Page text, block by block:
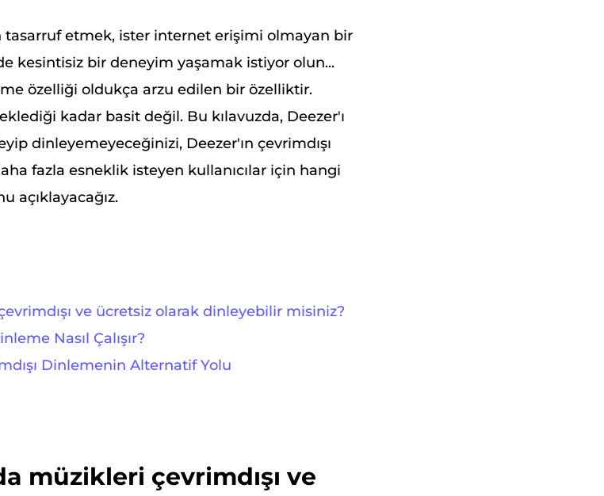
tasarruf etmek, ister internet erişimi olmayan bir
kesintisiz bir deneyim yaşamak istiyor olun...
özelliği oldukça arzu edilen bir özelliktir.
kadar basit değil. Bu kılavuzda, Deezer'ı
dinleyemeyeceğinizi, Deezer'ın çevrimdışı
fazla esneklik isteyen kullanıcılar için hangi
açıklayacağız.
ve ücretsiz olarak dinleyebilir misiniz?
Nasıl Çalışır?
Dinlemenin Alternatif Yolu
müzikleri çevrimdışı ve